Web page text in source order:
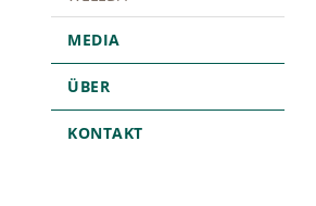
MEDIA
ÜBER
KONTAKT